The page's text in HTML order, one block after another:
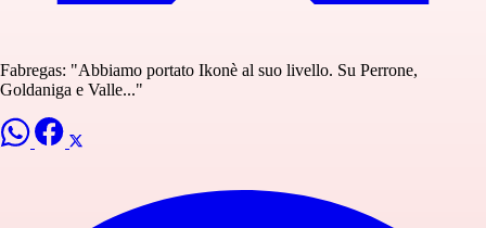
Fabregas: "Abbiamo portato Ikonè al suo livello. Su Perrone,
Goldaniga e Valle..."